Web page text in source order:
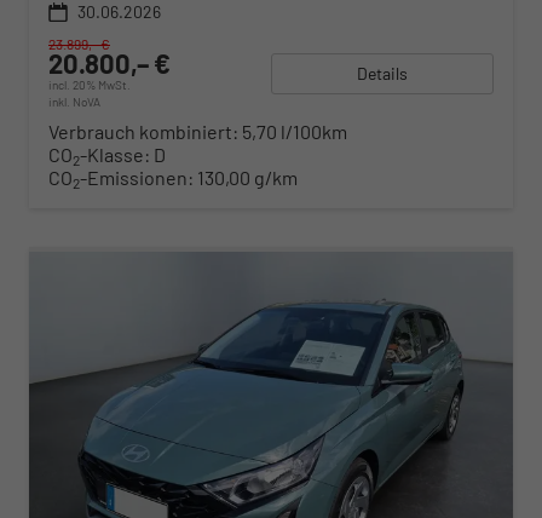
30.06.2026
20.800,– €
incl. 20% MwSt.
inkl. NoVA
23.899,– €
Details
Verbrauch kombiniert: 5,70 l/100km
CO2-Klasse: D
CO2-Emissionen: 130,00 g/km